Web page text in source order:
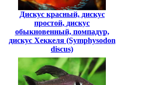
Дискус красный, дискус
простой, дискус
обыкновенный, помпадур,
дискус Хеккеля (Symphysodon
discus)